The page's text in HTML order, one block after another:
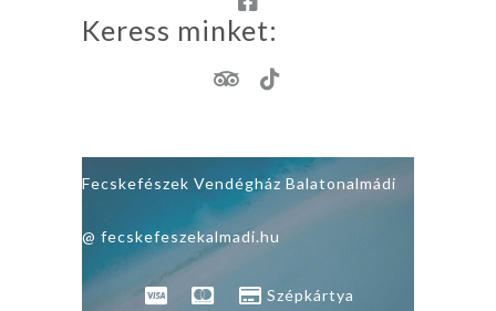
Keress minket:
Fecskefészek Vendégház Balatonalmádi
@ fecskefeszekalmadi.hu
Szépkártya